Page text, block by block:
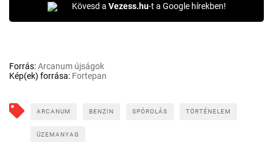
Kövesd a Vezess.hu-t a Google hírekben!
Forrás:Arcanum újságok
Kép(ek) forrása: Fortepan
ARCANUM BENZIN SPÓROLÁS TÖRTÉNELEM
ÜZEMANYAG